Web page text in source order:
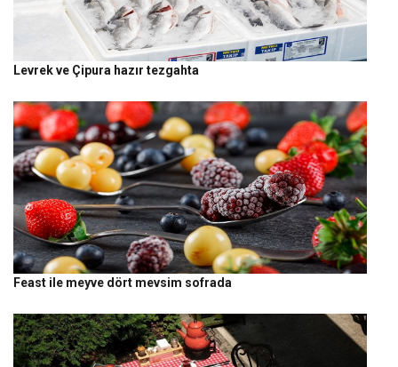
Levrek ve Çipura hazır tezgahta
Feast ile meyve dört mevsim sofrada